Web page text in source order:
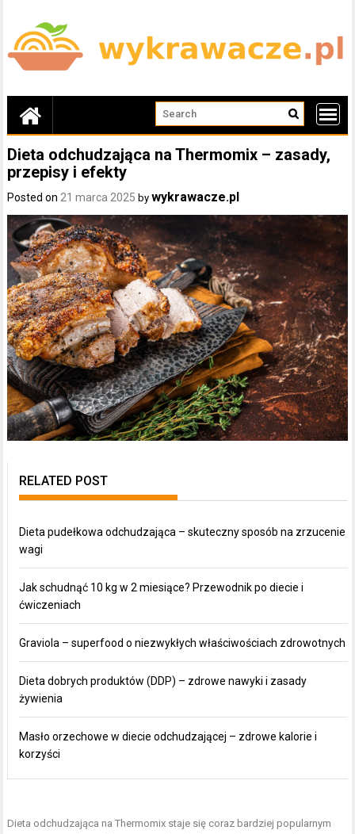
content
Dieta odchudzająca na Thermomix – zasady,
przepisy i efekty
Posted on 21 marca 2025 bywykrawacze.pl
RELATED POST
Dieta pudełkowa odchudzająca – skuteczny sposób na zrzucenie
wagi
Jak schudnąć 10 kg w 2 miesiące? Przewodnik po diecie i
ćwiczeniach
Graviola – superfood o niezwykłych właściwościach zdrowotnych
Dieta dobrych produktów (DDP) – zdrowe nawyki i zasady
żywienia
Masło orzechowe w diecie odchudzającej – zdrowe kalorie i
korzyści
Dieta odchudzająca na Thermomix staje się coraz bardziej popularnym